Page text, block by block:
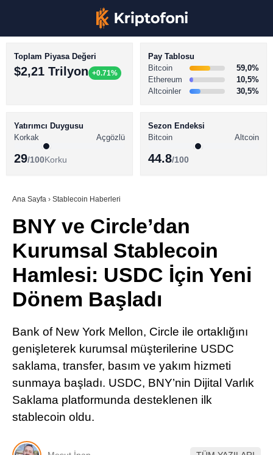
Youtube
TikTok
Pinterest
BİTCOİN HABERLERİ
ALTCOİN HABERLERİ
SÖZLÜK
Toplam Piyasa Değeri
$2,21 Trilyon +0.71%
Pay Tablosu
Bitcoin
59,0%
Ethereum
10,5%
Altcoinler
30,5%
Yatırımcı Duygusu
Korkak
Açgözlü
29/100Korku
Sezon Endeksi
Bitcoin
Altcoin
44.8/100
Ana Sayfa › Stablecoin Haberleri
BNY ve Circle’dan
Kurumsal Stablecoin
Hamlesi: USDC İçin Yeni
Dönem Başladı
Bank of New York Mellon, Circle ile ortaklığını
genişleterek kurumsal müşterilerine USDC
saklama, transfer, basım ve yakım hizmeti
sunmaya başladı. USDC, BNY’nin Dijital Varlık
Saklama platformunda desteklenen ilk
stablecoin oldu.